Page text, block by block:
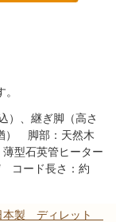
）、継ぎ脚（高さ
） 脚部：天然木
型石英管ヒーター
コード長さ：約
本製 ディレット